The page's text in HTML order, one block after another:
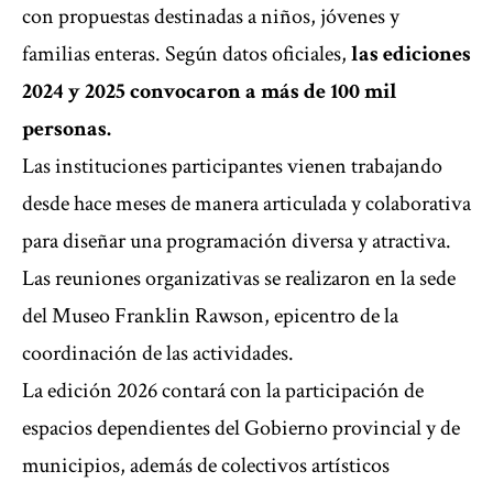
con propuestas destinadas a niños, jóvenes y
familias enteras. Según datos oficiales,las ediciones
2024 y 2025 convocaron a más de 100 mil
personas.
Las instituciones participantes vienen trabajando
desde hace meses de manera articulada y colaborativa
para diseñar una programación diversa y atractiva.
Las reuniones organizativas se realizaron en la sede
del Museo Franklin Rawson, epicentro de la
coordinación de las actividades.
La edición 2026 contará con la participación de
espacios dependientes del Gobierno provincial y de
municipios, además de colectivos artísticos